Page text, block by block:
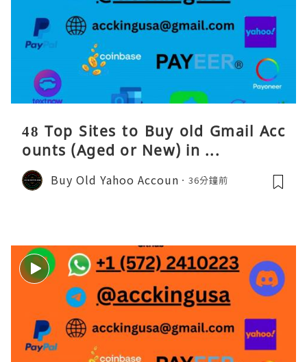
48 Top Sites to Buy old Gmail Acc
ounts (Aged or New) in ...
Buy Old Yahoo Accoun 36分鐘前